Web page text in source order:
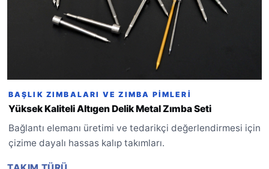
BAŞLIK ZIMBALARI VE ZIMBA PIMLERI
Yüksek Kaliteli Altıgen Delik Metal Zımba Seti
Bağlantı elemanı üretimi ve tedarikçi değerlendirmesi için
çizime dayalı hassas kalıp takımları.